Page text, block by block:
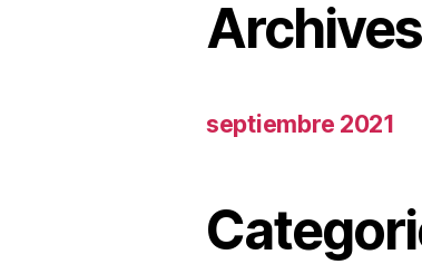
Archives
septiembre 2021